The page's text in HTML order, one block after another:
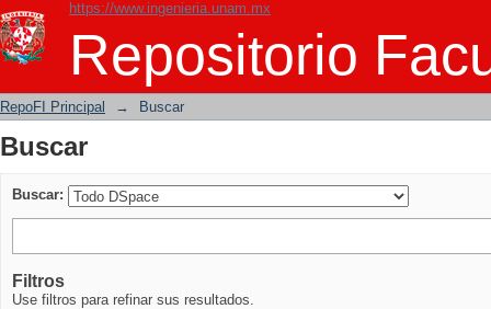
https://www.ingenieria.unam.mx
Repositorio
Buscar
RepoFI Principal → Buscar
Buscar
Buscar:
Filtros
Use filtros para refinar sus resultados.